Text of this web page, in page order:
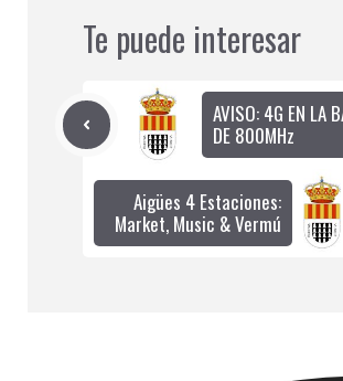
Te puede interesar
AVISO: 4G EN LA
DE 800MHz
Aigües 4 Estaciones:
Market, Music & Vermú